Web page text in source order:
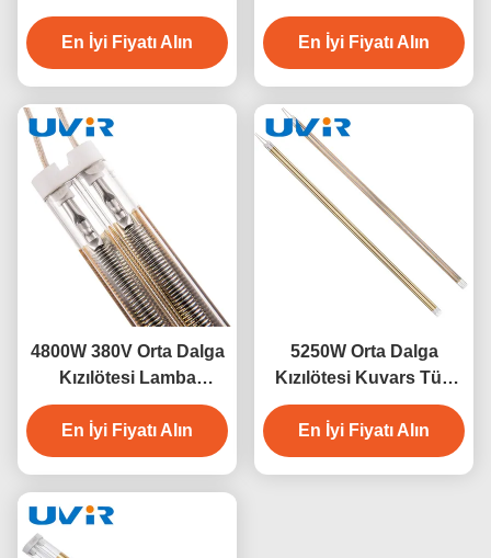
Kızılötesi Kuvars Isı
Lampu
En İyi Fiyatı Alın
IR Lamba
En İyi Fiyatı Alın
4800W 380V Orta Dalga
Kızılötesi Lamba
(Kuvars Tüplü)
En İyi Fiyatı Alın
5250W Orta Dalga
Kızılötesi Kuvars Tüp
Lamba Altın Kaplama
En İyi Fiyatı Alın